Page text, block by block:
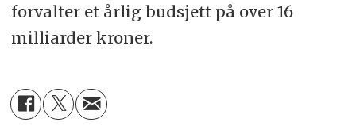
forvalter et årlig budsjett på over 16
milliarder kroner.